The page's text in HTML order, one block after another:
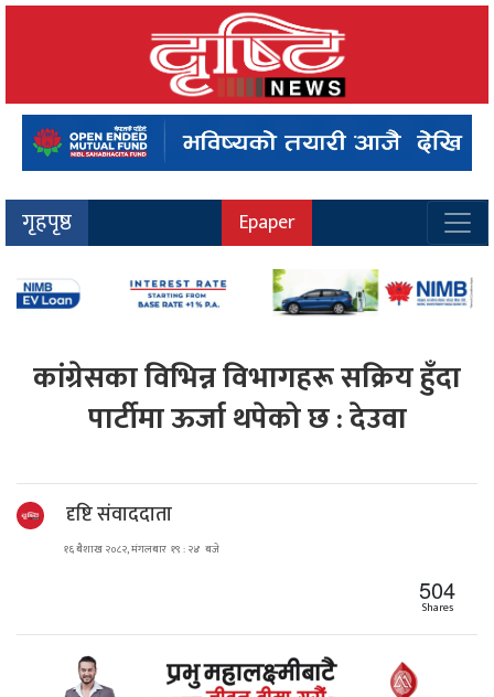
गृहपृष्ठ Epaper
कांग्रेसका विभिन्न विभागहरू सक्रिय हुँदा
पार्टीमा ऊर्जा थपेको छ : देउवा
दृष्टि संवाददाता
१६ बैशाख २०८२, मंगलबार १९ : २४ बजे
504
Shares